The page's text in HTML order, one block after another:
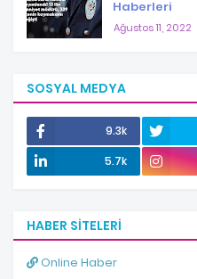
Haberleri
Ağustos 11, 2022
SOSYAL MEDYA
9.3k
5.7k
HABER SITELERI
Online Haber